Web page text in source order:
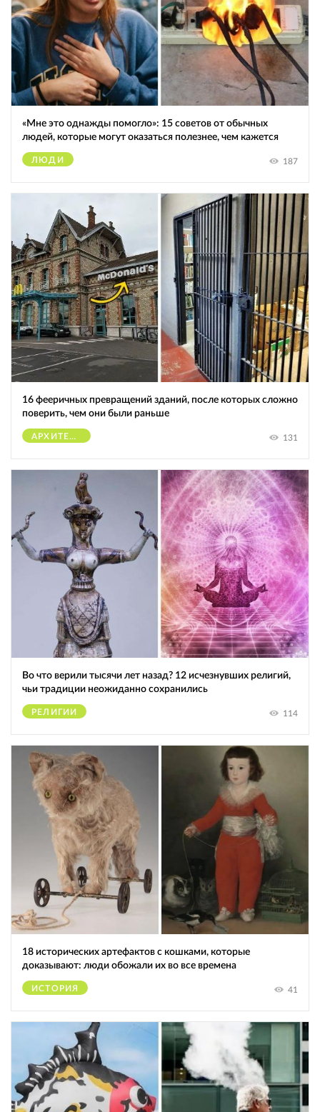
«Мне это однажды помогло»: 15 советов от обычных
людей, которые могут оказаться полезнее, чем кажется
ЛЮДИ 187
16 фееричных превращений зданий, после которых сложно
поверить, чем они были раньше
АРХИТЕКТУРА 131
Во что верили тысячи лет назад? 12 исчезнувших религий,
чьи традиции неожиданно сохранились
РЕЛИГИИ 114
18 исторических артефактов с кошками, которые
доказывают: люди обожали их во все времена
ИСТОРИЯ 41